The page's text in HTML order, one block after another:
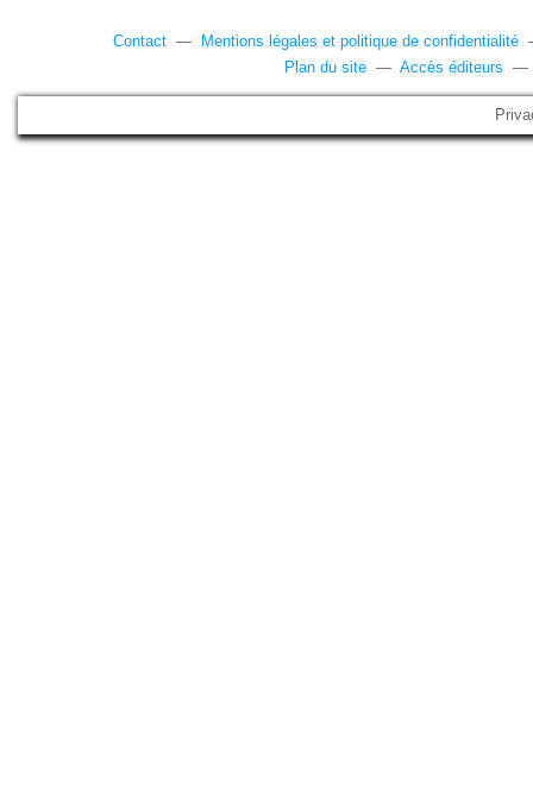
Contact — Mentions légales et politique de confidentialité
Plan du site — Accès éditeurs